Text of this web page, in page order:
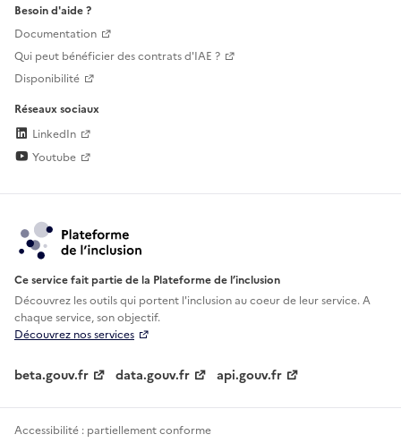
Besoin d'aide ?
Documentation
Qui peut bénéficier des contrats d'IAE ?
Disponibilité
Réseaux sociaux
LinkedIn
Youtube
Ce service fait partie de la Plateforme de l’inclusion
Découvrez les outils qui portent l'inclusion aucoeur de leur service. A
chaque service, son objectif.
Découvrez nos services
beta.gouv.fr data.gouv.fr api.gouv.fr
Accessibilité : partiellement conforme